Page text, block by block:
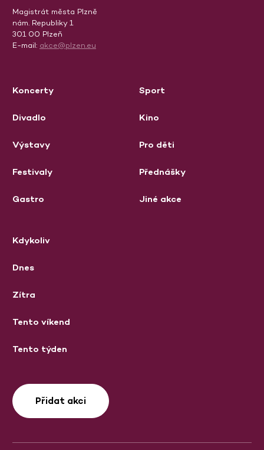
Magistrát města Plzně
nám. Republiky 1
301 00 Plzeň
E-mail: akce@plzen.eu
Koncerty
Divadlo
Výstavy
Festivaly
Gastro
Sport
Kino
Pro děti
Přednášky
Jiné akce
Kdykoliv
Dnes
Zítra
Tento víkend
Tento týden
Přidat akci